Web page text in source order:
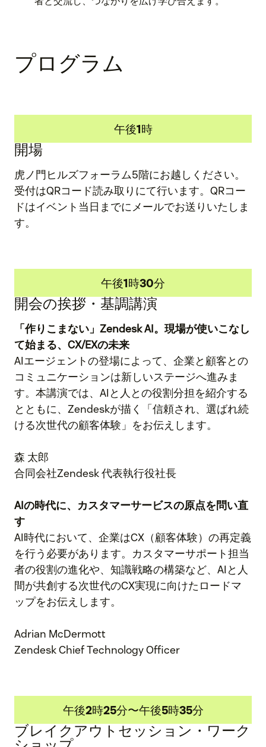
プログラム
午後1時
開場
虎ノ門ヒルズフォーラム5階にお越しください。
受付はQRコード読み取りにて行います。QRコー
ドはイベント当日までにメールでお送りいたしま
す。
午後1時30分
開会の挨拶・基調講演
「作りこまない」Zendesk AI。現場が使いこなし
て始まる、CX/EXの未来
AIエージェントの登場によって、企業と顧客との
コミュニケーションは新しいステージへ進みま
す。本講演では、AIと人との役割分担を紹介する
とともに、Zendeskが描く「信頼され、選ばれ続
ける次世代の顧客体験」をお伝えします。
森 太郎
合同会社Zendesk 代表執行役社長
AIの時代に、カスタマーサービスの原点を問い直
す
AI時代において、企業はCX（顧客体験）の再定義
を行う必要があります。カスタマーサポート担当
者の役割の進化や、知識戦略の構築など、AIと人
間が共創する次世代のCX実現に向けたロードマ
ップをお伝えします。
Adrian McDermott
Zendesk Chief Technology Officer
午後2時25分〜午後5時35分
ブレイクアウトセッション・ワーク